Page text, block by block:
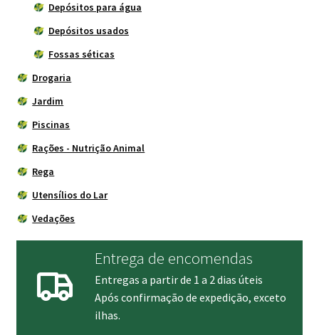
Depósitos para água
Depósitos usados
Fossas séticas
Drogaria
Jardim
Piscinas
Rações - Nutrição Animal
Rega
Utensílios do Lar
Vedações
Entrega de encomendas
Entregas a partir de 1 a 2 dias úteis
Após confirmação de expedição, exceto
ilhas.